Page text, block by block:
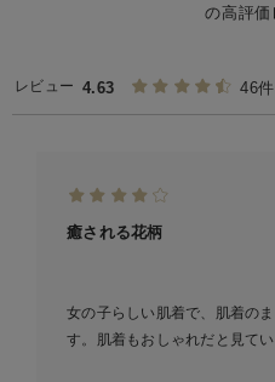
の高評価
レビュー 4.63 46件
癒される花柄
女の子らしい肌着で、肌着の
す。肌着もおしゃれだと見て